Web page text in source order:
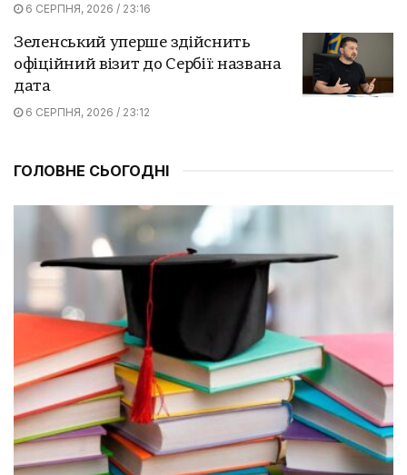
6 СЕРПНЯ, 2026 / 23:16
Зеленський уперше здійснить
офіційний візит до Сербії: названа
дата
6 СЕРПНЯ, 2026 / 23:12
ГОЛОВНЕ СЬОГОДНІ